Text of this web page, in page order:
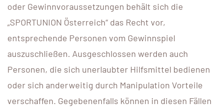
oder Gewinnvoraussetzungen behält sich die
„SPORTUNION Österreich“ das Recht vor,
entsprechende Personen vom Gewinnspiel
auszuschließen. Ausgeschlossen werden auch
Personen, die sich unerlaubter Hilfsmittel bedienen
oder sich anderweitig durch Manipulation Vorteile
verschaffen. Gegebenenfalls können in diesen Fällen